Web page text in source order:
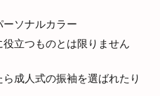
ソナルカラー
立つものとは限りません
成人式の振袖を選ばれたり